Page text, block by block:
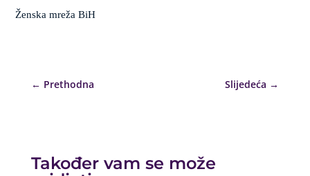
Ženska mreža BiH
← Prethodna Slijedeća →
Također vam se može